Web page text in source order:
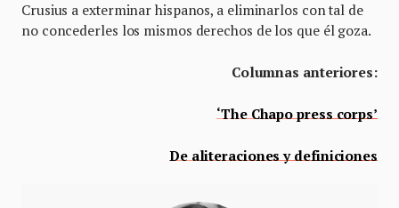
Crusius a exterminar hispanos, a eliminarlos con tal de
no concederles los mismos derechos de los que él goza.
Columnas anteriores:
‘The Chapo press corps’
De aliteraciones y definiciones